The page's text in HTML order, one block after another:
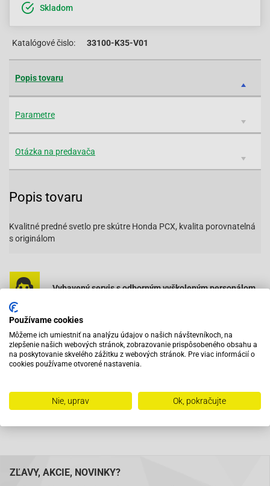
Skladom
Katalógové čislo: 33100-K35-V01
Popis tovaru
Parametre
Otázka na predavača
Popis tovaru
Kvalitné predné svetlo pre skútre Honda PCX, kvalita porovnatelná
s originálom
Vybavený servis s odborným vyškoleným personálom
Pri objednaní do 12:00 tovar zajtra u vás
Na trhu od roku 2007
Skladom 11288 položiek
ZĽAVY, AKCIE, NOVINKY?
Používame cookies
Môžeme ich umiestniť na analýzu údajov o našich návštevníkoch, na
zlepšenie našich webových stránok, zobrazovanie prispôsobeného obsahu a
na poskytovanie skvelého zážitku z webových stránok. Pre viac informácií o
cookies používame otvorené nastavenia.
Nie, uprav Ok, pokračujte